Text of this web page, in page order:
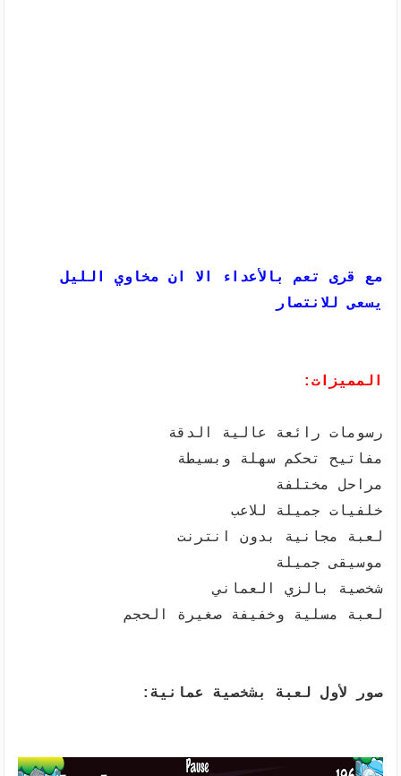
مع قرى تعم بالأعداء الا ان مخاوي الليل
يسعى للانتصار
المميزات:
رسومات رائعة عالية الدقة
مفاتيح تحكم سهلة وبسيطة
مراحل مختلفة
خلفيات جميلة للاعب
لعبة مجانية بدون انترنت
موسيقى جميلة
شخصية بالزي العماني
لعبة مسلية وخفيفة صغيرة الحجم
صور لأول لعبة بشخصية عمانية: